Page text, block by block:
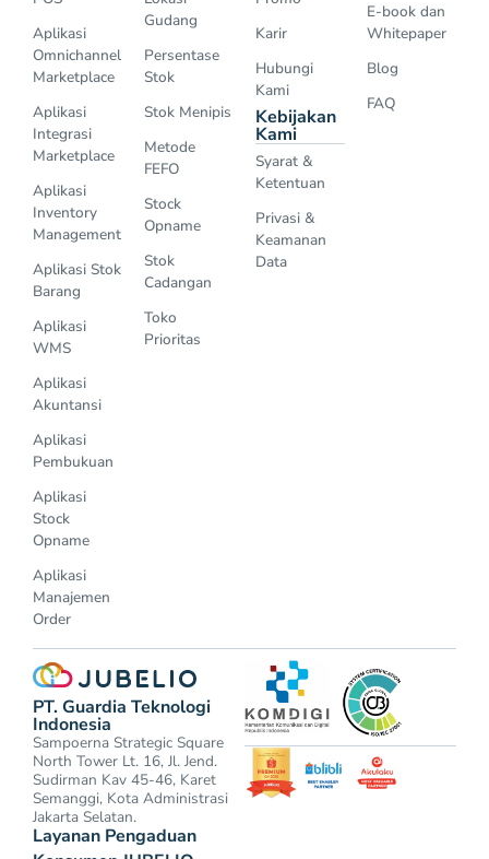
Aplikasi
Omnichannel
Marketplace
Aplikasi
Integrasi
Marketplace
Aplikasi
Inventory
Management
Aplikasi Stok
Barang
Aplikasi
WMS
Aplikasi
Akuntansi
Aplikasi
Pembukuan
Aplikasi
Stock
Opname
Aplikasi
Manajemen
Order
Gudang
Persentase
Stok
Stok Menipis
Metode
FEFO
Stock
Opname
Stok
Cadangan
Toko
Prioritas
Karir
Hubungi
Kami
Kebijakan
Kami
Syarat &
Ketentuan
Privasi &
Keamanan
Data
E-book dan
Whitepaper
Blog
FAQ
PT. Guardia Teknologi
Indonesia
Sampoerna Strategic Square
North Tower Lt. 16, Jl. Jend.
Sudirman Kav 45-46, Karet
Semanggi, Kota Administrasi
Jakarta Selatan.
Layanan Pengaduan